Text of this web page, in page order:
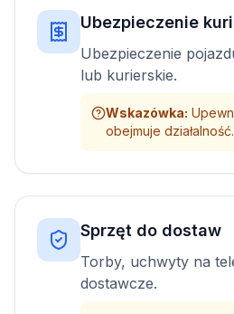
Ubezpieczenie
Ubezpieczenie
lub kurierskie.
Wskazówka:
obejmuje działalność.
Sprzęt do dostaw
Torby, uchwyty na
dostawcze.